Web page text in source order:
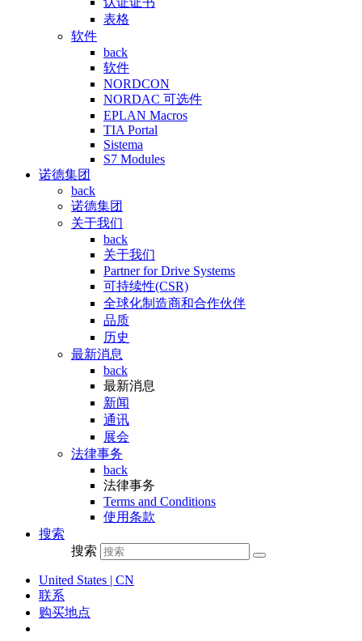
表格
软件
back
软件
NORDCON
NORDAC 可选件
EPLAN Macros
TIA Portal
Sistema
S7 Modules
诺德集团
back
诺德集团
关于我们
back
关于我们
Partner for Drive Systems
可持续性(CSR)
全球化制造商和合作伙伴
品质
历史
最新消息
back
最新消息
新闻
通讯
展会
法律事务
back
法律事务
Terms and Conditions
使用条款
搜索
搜索
United States | CN
联系
购买地点